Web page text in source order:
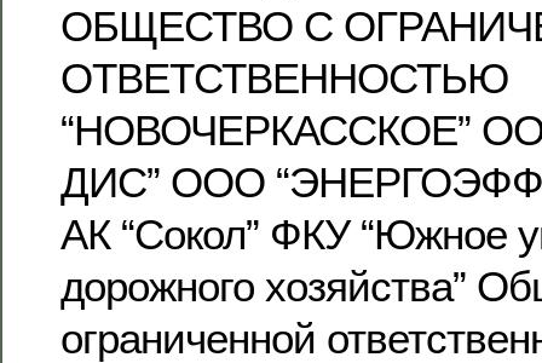
ОБЩЕСТВО С
ОТВЕТСТВЕННОСТЬЮ
“НОВОЧЕРКАССКОЕ”
ДИС” ООО
АК “Сокол” ФКУ “Южное
дорожного хозяйства”
ограниченной